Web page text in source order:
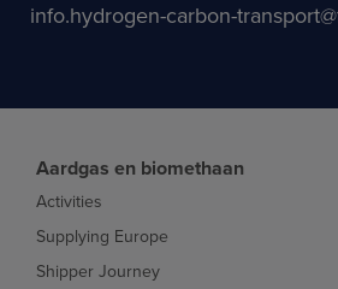
info.hydrogen-carbon-
Aardgas en biomethaan
Activities
Supplying Europe
Shipper Journey